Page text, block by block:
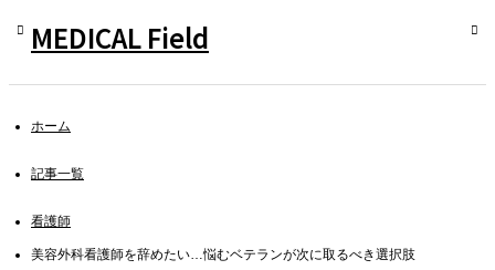
MEDICAL Field
ホーム
記事一覧
看護師
美容外科看護師を辞めたい…悩むベテランが次に取るべき選択肢